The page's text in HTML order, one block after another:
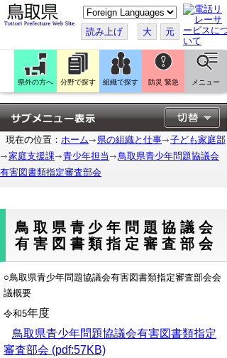
こ
の
ペ
ー
ジ
翻
訳
す
る
読み上げ 大 元
県外の方へ 分野で探す 組織で探す 防災 緊急 メニュー
現在の位置： ホーム 県の組織と仕事
子ども家庭部
家庭支援課
青少年担当
鳥取県青少年問題協議会
有害図書類指定審査部会
鳥取県青少年問題協議会
有害図書類指定審査部会
○鳥取県青少年問題協議会有害図書類指定審査部会会
議概要
令和5年度
鳥取県青少年問題協議会有害図書類指定
審査部会 (pdf:57KB)